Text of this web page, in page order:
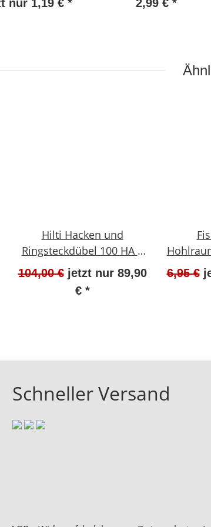
NEU
nur 1,19 € * 2,99 € *
Hilti Hacken und
Ringsteckdübel 100 HA 8
HI 57036/6 NEU 100 Stück
Packung #W159-813
104,00 € jetzt nur 89,90
€ *
ca.
6,95 €
Schneller Versand